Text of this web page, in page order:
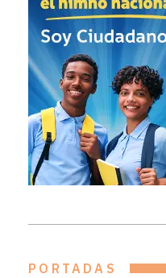
PORTADAS